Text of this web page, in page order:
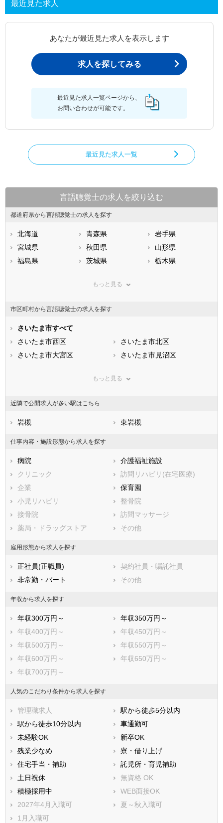
最近見た求人
あなたが最近見た求人を表示します
求人を探してみる
最近見た求人一覧ページから、
お問い合わせが可能です。
最近見た求人一覧
言語聴覚士の求人を絞り込む
都道府県から言語聴覚士の求人を探す
北海道 青森県
岩手県
宮城県
秋田県
山形県
福島県
茨城県
栃木県
神奈川県
石川県
福井県
静岡県
滋賀県
大阪府
兵庫県
和歌山県
山口県
福岡県
佐賀県
熊本県
もっと見る
市区町村から言語聴覚士の求人を探す
さいたま市すべて
さいたま市西区
さいたま市北区
さいたま市大宮区
さいたま市見沼区
さいたま市南区
市部
川越市
熊谷市
飯能市
加須市
本庄市
東松山市
春日部市
狭山市
羽生市
鴻巣市
深谷市
上尾市
草加市
越谷市
蕨市
志木市
和光市
新座市
桶川市
久喜市
三郷市
蓮田市
坂戸市
幸手市
鶴ヶ島市
日高市
吉川市
ふじみ野市
白岡市
入間郡三芳町
入間郡越生町
比企郡滑川町
比企郡嵐山町
比企郡小川町
比企郡川島町
比企郡吉見町
比企郡鳩山町
比企郡ときがわ町
秩父郡横瀬町
秩父郡皆野町
秩父郡長瀞町
秩父郡東秩父村
児玉郡美里町
児玉郡神川町
児玉郡上里町
大里郡寄居町
もっと見る
近隣で公開求人が多い駅はこちら
岩槻 東岩槻
仕事内容・施設形態から求人を探す
病院
介護福祉施設
クリニック
訪問リハビリ(在宅医療)
企業
保育園
小児リハビリ
整骨院
接骨院
訪問マッサージ
薬局・ドラッグストア
その他
雇用形態から求人を探す
正社員(正職員)
契約社員・嘱託社員
非常勤・パート
その他
年収から求人を探す
年収300万円～
年収350万円～
年収400万円～
年収450万円～
年収500万円～
年収550万円～
年収600万円～
年収650万円～
年収700万円～
人気のこだわり条件から求人を探す
管理職求人
駅から徒歩5分以内
駅から徒歩10分以内
車通勤可
未経験OK
新卒OK
残業少なめ
寮・借り上げ
住宅手当・補助
託児所・育児補助
土日祝休
無資格 OK
積極採用中
WEB面接OK
2027年4月入職可
夏～秋入職可
1月入職可